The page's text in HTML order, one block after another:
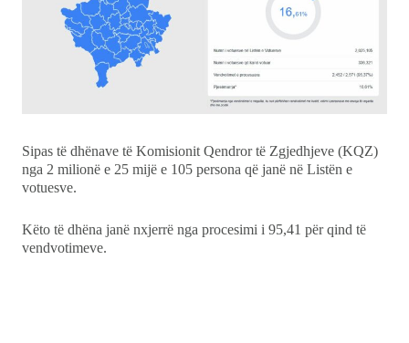
Sipas të dhënave të Komisionit Qendror të Zgjedhjeve (KQZ)
nga 2 milionë e 25 mijë e 105 persona që janë në Listën e
votuesve.
Këto të dhëna janë nxjerrë nga procesimi i 95,41 për qind të
vendvotimeve.